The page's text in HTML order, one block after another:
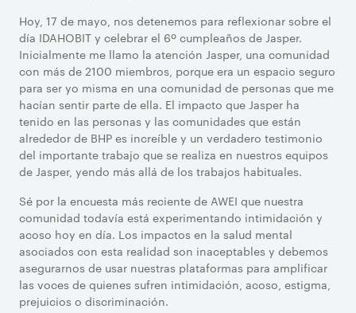
Hoy, 17 de mayo, nos detenemos para reflexionar sobre el
día IDAHOBIT y celebrar el 6º cumpleaños de Jasper.
Inicialmente me llamo la atención Jasper, una comunidad
con más de 2100 miembros, porque era un espacio seguro
para ser yo misma en una comunidad de personas que me
hacían sentir parte de ella. El impacto que Jasper ha
tenido en las personas y las comunidades que están
alrededor de BHP es increíble y un verdadero testimonio
del importante trabajo que se realiza en nuestros equipos
de Jasper, yendo más allá de los trabajos habituales.
Sé por la encuesta más reciente de AWEI que nuestra
comunidad todavía está experimentando intimidación y
acoso hoy en día. Los impactos en la salud mental
asociados con esta realidad son inaceptables y debemos
asegurarnos de usar nuestras plataformas para amplificar
las voces de quienes sufren intimidación, acoso, estigma,
prejuicios o discriminación.